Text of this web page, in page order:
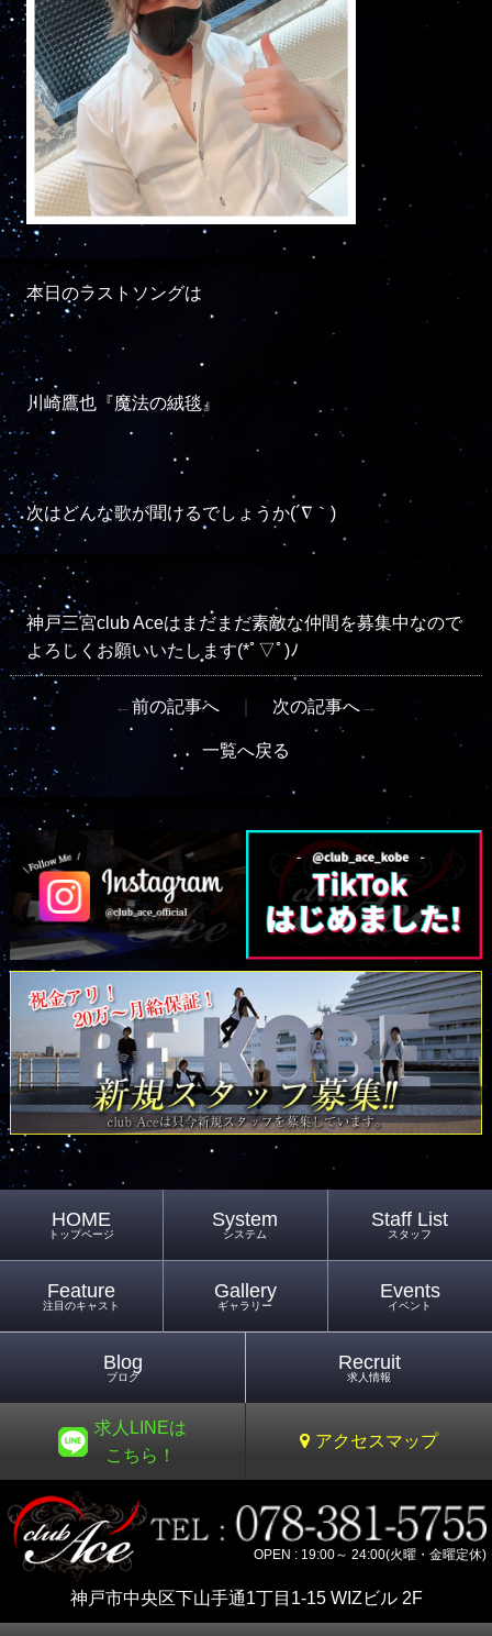
本日のラストソングは
川崎鷹也『魔法の絨毯』
次はどんな歌が聞けるでしょうか(´∇｀)
神戸三宮club Aceはまだまだ素敵な仲間を募集中なので
よろしくお願いいたします(*ﾟ▽ﾟ)ﾉ
←前の記事へ 次の記事へ→
一覧へ戻る
HOME
トップページ
System
システム
Staff List
スタッフ
Feature
注目のキャスト
Gallery
ギャラリー
Events
イベント
Blog
ブログ
Recruit
求人情報
求人LINEは
こちら！
アクセスマップ
OPEN : 19:00～ 24:00(火曜・金曜定休)
神戸市中央区下山手通1丁目1-15 WIZビル 2F